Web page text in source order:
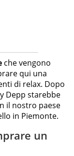
che vengono
qui una
di relax. Dopo
Depp starebbe
il nostro paese
in Piemonte.
un